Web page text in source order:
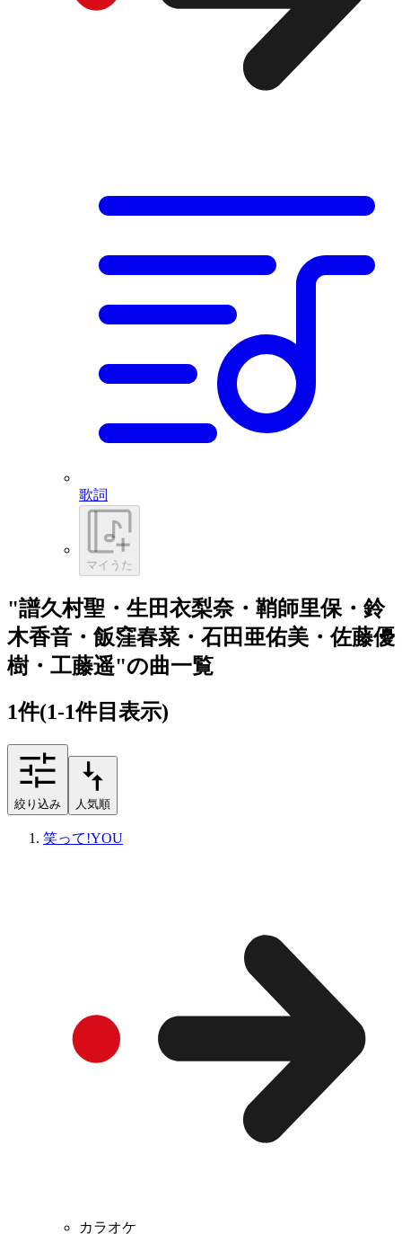
歌詞
マイうた
"譜久村聖・生田衣梨奈・鞘師里保・鈴
木香音・飯窪春菜・石田亜佑美・佐藤優
樹・工藤遥"の曲一覧
1件(1-1件目表示)
絞り込み 人気順
笑って!YOU
カラオケ